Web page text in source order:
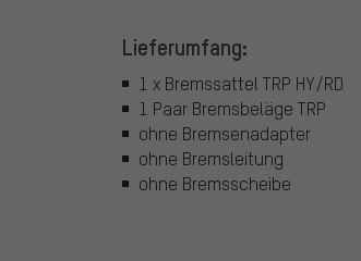
Lieferumfang:
1 x Bremssattel TRP HY/RD
1 Paar Bremsbeläge TRP
ohne Bremsenadapter
ohne Bremsleitung
ohne Bremsscheibe